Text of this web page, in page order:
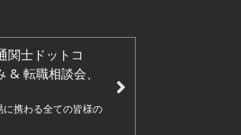
関士ドットコ
転職相談会、
携わる全ての皆様の